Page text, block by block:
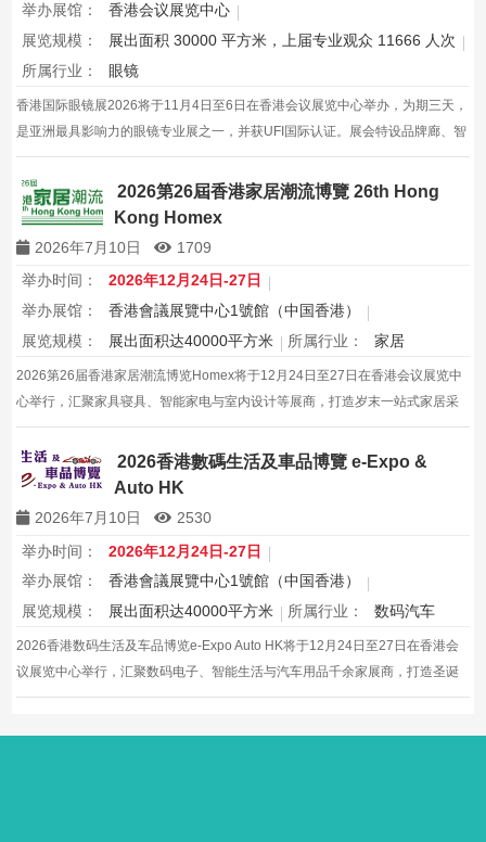
举办展馆：
香港会议展览中心
展览规模：
展出面积 30000 平方米，上届专业观众 11666 人次
所属行业：
眼镜
香港国际眼镜展2026将于11月4日至6日在香港会议展览中心举办，为期三天，
是亚洲最具影响力的眼镜专业展之一，并获UFI国际认证。展会特设品牌廊、智
能眼镜专区与多国展馆，汇聚全球视光产品供应商，并配套眼镜汇演与行业论
坛，为展商与买家创造高效的跨境商贸与合作机…
2026第26屆香港家居潮流博覽 26th Hong
Kong Homex
2026年7月10日
1709
举办时间：
2026年12月24日-27日
举办展馆：
香港會議展覽中心1號館（中国香港）
展览规模：
展出面积达40000平方米 所属行业： 家居
2026第26届香港家居潮流博览Homex将于12月24日至27日在香港会议展览中
心举行，汇聚家具寝具、智能家电与室内设计等展商，打造岁末一站式家居采
购与灵感盛会，欢迎本地家庭与海内外买家入场挑选心仪家居好物，共度温馨
节日购物季，感受设计之美。2026香港數碼生活及車品博覽 e-Expo &
Auto HK
2026年7月10日
2530
举办时间：
2026年12月24日-27日
举办展馆：
香港會議展覽中心1號館（中国香港）
展览规模：
展出面积达40000平方米 所属行业： 数码汽车
2026香港数码生活及车品博览e-Expo Auto HK将于12月24日至27日在香港会
议展览中心举行，汇聚数码电子、智能生活与汽车用品千余家展商，打造圣诞
黄金档科技车品一站式采购盛会，欢迎观众与买家到场体验交流，共赴年度科